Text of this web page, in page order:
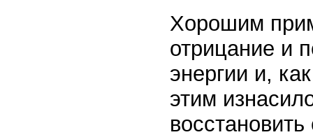
Хорошим
отрицание и
энергии и,
этим